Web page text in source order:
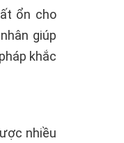
ổn cho
giúp
khắc
nhiều